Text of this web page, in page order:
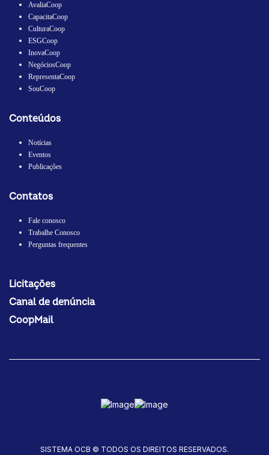
AvaliaCoop
CapacitaCoop
CulturaCoop
ESGCoop
InovaCoop
NegóciosCoop
RepresentaCoop
SouCoop
Conteúdos
Notícias
Eventos
Publicações
Contatos
Fale conosco
Trabalhe Conosco
Perguntas frequentes
Licitações
Canal de denúncia
CoopMail
SISTEMA OCB © TODOS OS DIREITOS RESERVADOS.